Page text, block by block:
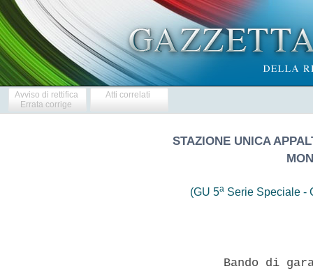
Avviso di rettifica
Errata corrige
Atti correlati
STAZIONE UNICA
(GU 5a Serie Speciale -